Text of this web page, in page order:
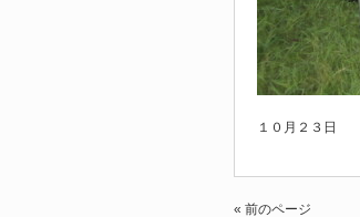
１０月２３日
« 前のページ